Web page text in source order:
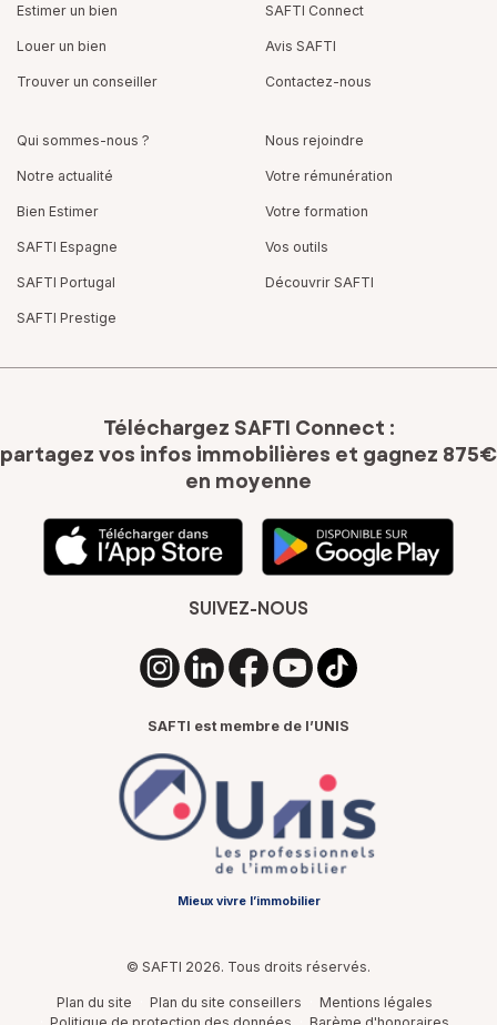
Estimer un bien
Louer un bien
Trouver un conseiller
SAFTI Connect
Avis SAFTI
Contactez-nous
Qui sommes-nous ?
Notre actualité
Bien Estimer
SAFTI Espagne
SAFTI Portugal
SAFTI Prestige
Nous rejoindre
Votre rémunération
Votre formation
Vos outils
Découvrir SAFTI
Téléchargez SAFTI Connect :
partagez vos infos immobilières et gagnez 875€
en moyenne
SUIVEZ-NOUS
SAFTI est membre de l’UNIS
Mieux vivre l’immobilier
© SAFTI 2026. Tous droits réservés.
Plan du site Plan du site conseillers
Mentions légales